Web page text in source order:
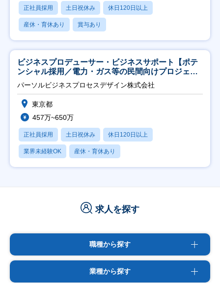
正社員採用 土日祝休み 休日120日以上
産休・育休あり 賞与あり
ビジネスプロデューサー・ビジネスサポート【ポテ
ンシャル採用／電力・ガス等の民間向けプロジェク
ト推進】
パーソルビジネスプロセスデザイン株式会社
東京都
457万~650万
正社員採用 土日祝休み 休日120日以上
業界未経験OK 産休・育休あり
求人を探す
職種から探す
業種から探す